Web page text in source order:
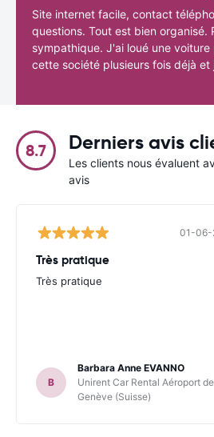
Site internet facile, contact
questions. Tout est bien organisé.
sympathique. J'ai loué une
cette société plusieurs fois déjà et
8.7 Derniers avis
Les clients nous évaluent
avis
01-06-
Très pratique
Très pratique
B
Barbara Anne EVANNO
Unirent Car Rental Aéroport de
Genève (Suisse)